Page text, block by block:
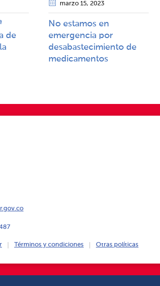
de
marzo 15, 2023
No estamos en
emergencia por
desabastecimiento de
medicamentos
Términos y condiciones Otras políticas